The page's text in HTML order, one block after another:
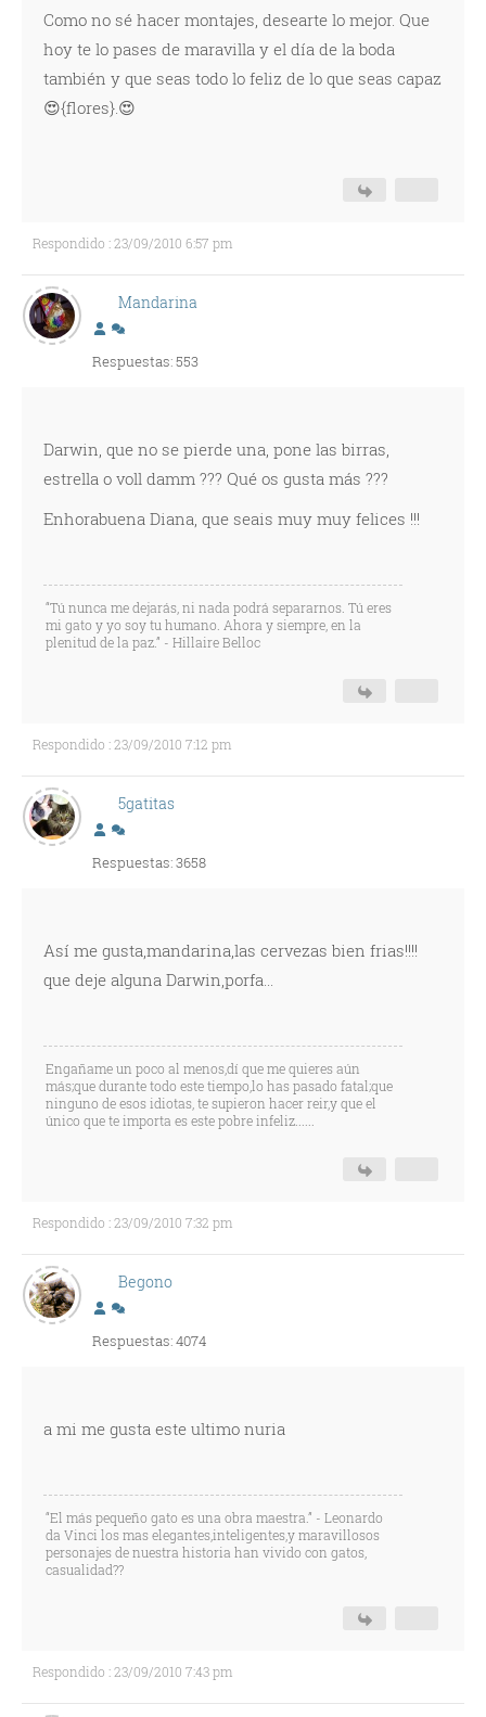
Como no sé hacer montajes, desearte lo mejor. Que
hoy te lo pases de maravilla y el día de la boda
también y que seas todo lo feliz de lo que seas capaz
😍{flores}.😍
Respondido : 23/09/2010 6:57 pm
Mandarina
Respuestas: 553
Darwin, que no se pierde una, pone las birras,
estrella o voll damm ??? Qué os gusta más ???
Enhorabuena Diana, que seais muy muy felices !!!
“Tú nunca me dejarás, ni nada podrá separarnos. Tú eres
mi gato y yo soy tu humano. Ahora y siempre, en la
plenitud de la paz.” - Hillaire Belloc
Respondido : 23/09/2010 7:12 pm
5gatitas
Respuestas: 3658
Así me gusta,mandarina,las cervezas bien frias!!!!
que deje alguna Darwin,porfa...
Engañame un poco al menos,dí que me quieres aún
más;que durante todo este tiempo,lo has pasado fatal;que
ninguno de esos idiotas, te supieron hacer reir,y que el
único que te importa es este pobre infeliz......
Respondido : 23/09/2010 7:32 pm
Begono
Respuestas: 4074
a mi me gusta este ultimo nuria
“El más pequeño gato es una obra maestra.” - Leonardo
da Vinci los mas elegantes,inteligentes,y maravillosos
personajes de nuestra historia han vivido con gatos,
casualidad??
Respondido : 23/09/2010 7:43 pm